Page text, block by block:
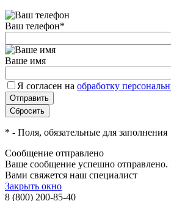
Ваш телефон*
Ваше имя
Я согласен на обработку
* - Поля, обязательные для заполнения
Сообщение отправлено
Ваше сообщение успешно
Вами свяжется наш специалист
Закрыть окно
8 (800) 200-85-40